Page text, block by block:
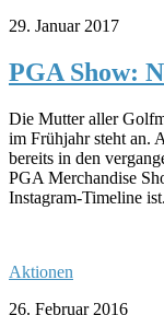
29. Januar 2017
PGA Show:
Die Mutter aller
im Frühjahr steht an.
bereits in den
PGA Merchandise
Instagram-Timeline
Aktionen
26. Februar 2016